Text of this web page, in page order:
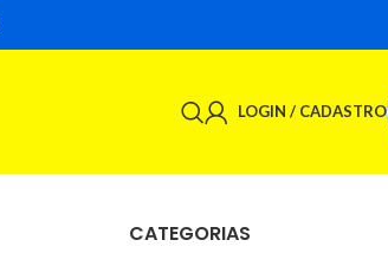
LOGIN / CADASTRO
CATEGORIAS